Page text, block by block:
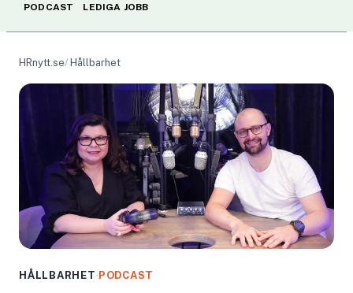
PODCAST
LEDIGA JOBB
HRnytt.se Hållbarhet
HÅLLBARHET · PODCAST